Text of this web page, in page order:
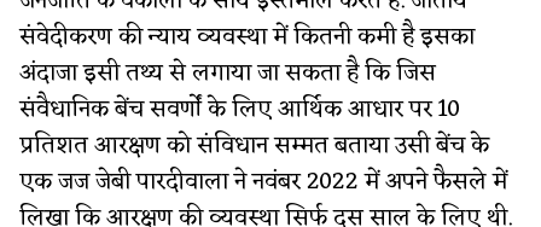
संवेदीकरण की न्याय व्यवस्था में कितनी कमी है इसका
अंदाजा इसी तथ्य से लगाया जा सकता है कि जिस
संवैधानिक बेंच सवर्णों के लिए आर्थिक आधार पर 10
प्रतिशत आरक्षण को संविधान सम्मत बताया उसी बेंच के
एक जज जेबी पारदीवाला ने नवंबर 2022 में अपने फैसले में